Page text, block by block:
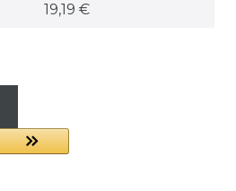
19,19 €